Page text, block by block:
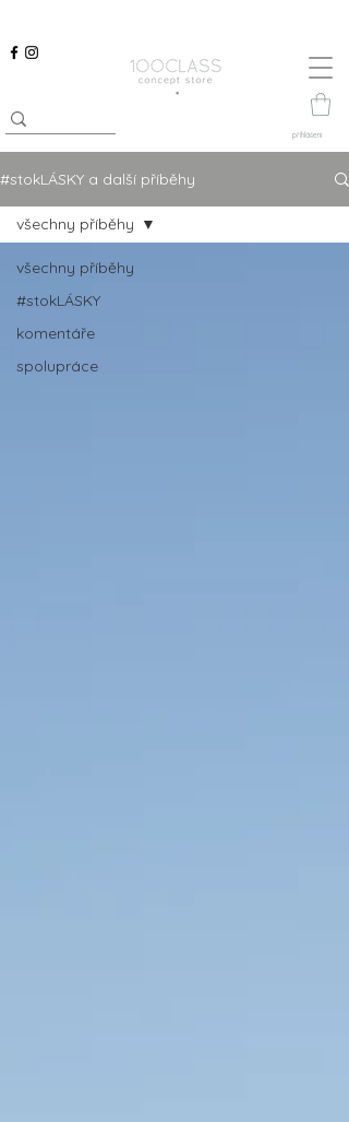
přihlášení
#stokLÁSKY a další příběhy
všechny příběhy
#stokLÁSKY
komentáře
spolupráce
všechny příběhy